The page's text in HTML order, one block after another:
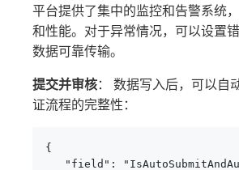
平台提供了集中的监控和告警系统
和性能。对于异常情况，可以设置
数据可靠传输。
提交并审核： 数据写入后，可以自
证流程的完整性：
{
"field":